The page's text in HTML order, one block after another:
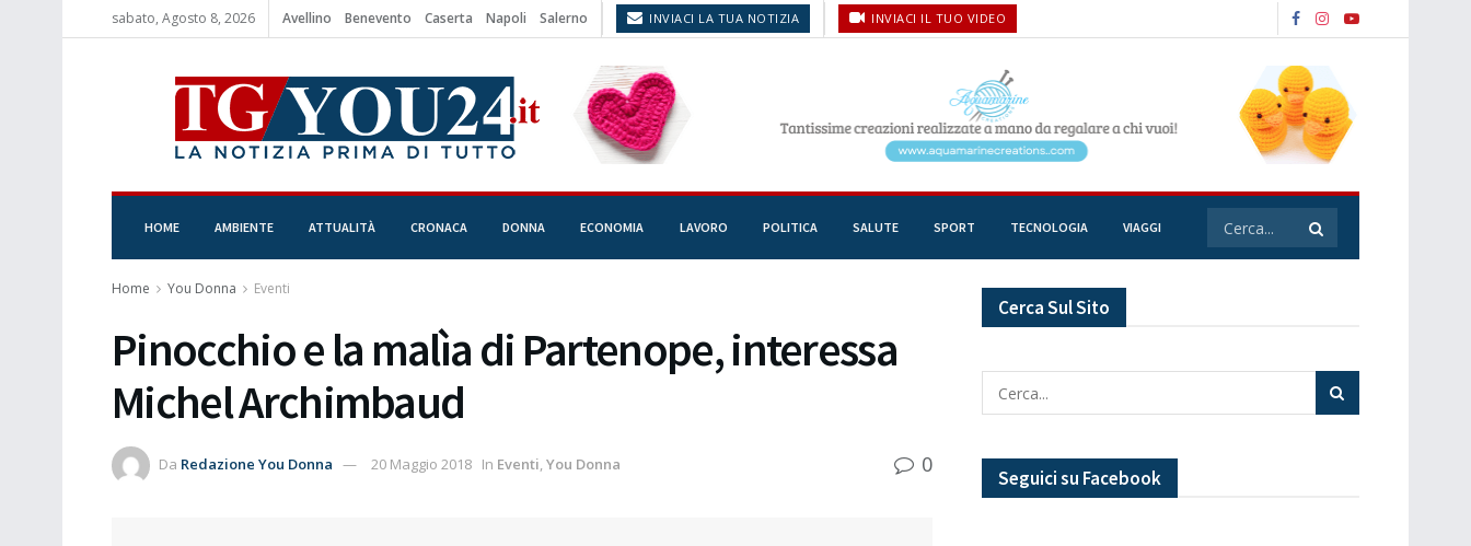
sabato, Agosto 8, 2026 Avellino Benevento Caserta Napoli Salerno INVIACI LA TUA NOTIZIA INVIACI IL TUO VIDEO
HOME AMBIENTE ATTUALITÀ CRONACA DONNA ECONOMIA LAVORO POLITICA SALUTE SPORT TECNOLOGIA VIAGGI
Home You Donna Eventi
Pinocchio e la malìa di Partenope, interessa
Michel Archimbaud
Da Redazione You Donna 20 Maggio 2018 In Eventi,You Donna 0
Cerca Sul Sito
Seguici su Facebook